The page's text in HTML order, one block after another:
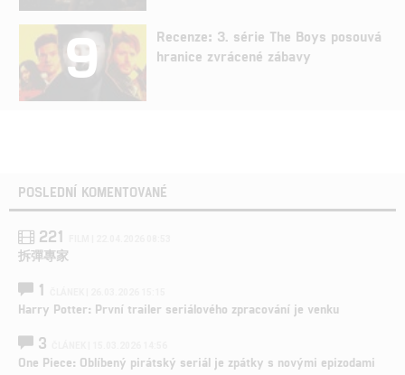
9
Recenze: 3. série The Boys posouvá
hranice zvrácené zábavy
POSLEDNÍ KOMENTOVANÉ
221
拆彈專家
1
Harry Potter: První trailer seriálového zpracování je venku
3
One Piece: Oblíbený pirátský seriál je zpátky s novými epizodami